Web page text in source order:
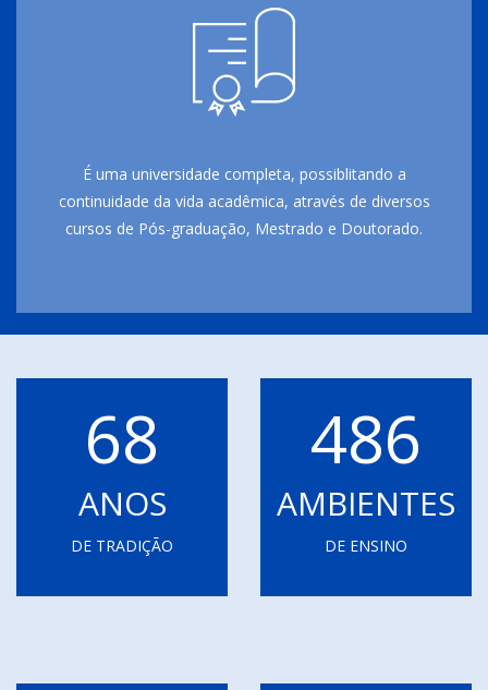
É uma universidade completa, possiblitando a
continuidade da vida acadêmica, através de diversos
cursos de Pós-graduação, Mestrado e Doutorado.
68
ANOS
DE TRADIÇÃO
486
AMBIENTES
DE ENSINO